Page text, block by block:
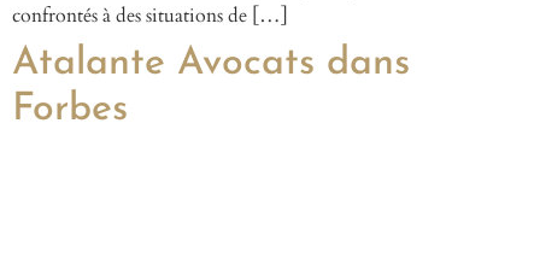
confrontés à des situations de […]
Atalante Avocats dans
Forbes